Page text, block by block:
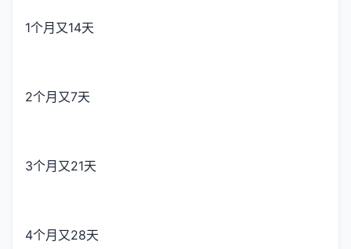
1个月又14天
2个月又7天
3个月又21天
4个月又28天